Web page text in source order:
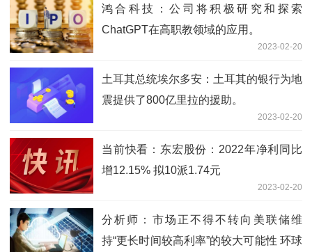
鸿合科技：公司将积极研究和探索
ChatGPT在高职教领域的应用。
2023-02-20
土耳其总统埃尔多安：土耳其的银行为地
震提供了800亿里拉的援助。
2023-02-20
当前快看：东宏股份：2022年净利同比
增12.15% 拟10派1.74元
2023-02-20
分析师：市场正不得不转向美联储维
持“更长时间较高利率”的较大可能性 环球